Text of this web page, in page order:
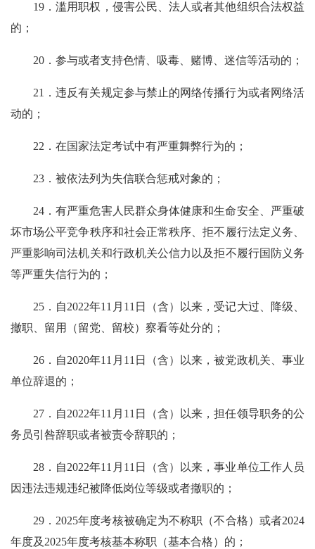
19．滥用职权，侵害公民、法人或者其他组织合法权益
的；
20．参与或者支持色情、吸毒、赌博、迷信等活动的；
21．违反有关规定参与禁止的网络传播行为或者网络活
动的；
22．在国家法定考试中有严重舞弊行为的；
23．被依法列为失信联合惩戒对象的；
24．有严重危害人民群众身体健康和生命安全、严重破
坏市场公平竞争秩序和社会正常秩序、拒不履行法定义务、
严重影响司法机关和行政机关公信力以及拒不履行国防义务
等严重失信行为的；
25．自2022年11月11日（含）以来，受记大过、降级、
撤职、留用（留党、留校）察看等处分的；
26．自2020年11月11日（含）以来，被党政机关、事业
单位辞退的；
27．自2022年11月11日（含）以来，担任领导职务的公
务员引咎辞职或者被责令辞职的；
28．自2022年11月11日（含）以来，事业单位工作人员
因违法违规违纪被降低岗位等级或者撤职的；
29．2025年度考核被确定为不称职（不合格）或者2024
年度及2025年度考核基本称职（基本合格）的；